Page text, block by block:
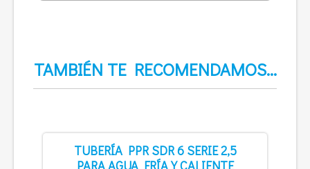
TAMBIÉN TE RECOMENDAMOS…
TUBERÍA PPR SDR 6 SERIE 2,5